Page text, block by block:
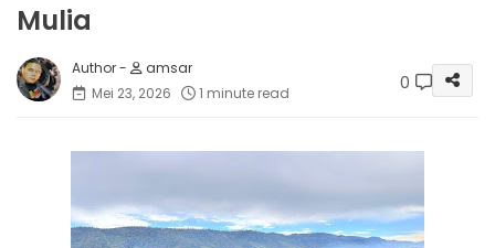
Mulia
amsar
Mei 23, 2026
1 minute read 0